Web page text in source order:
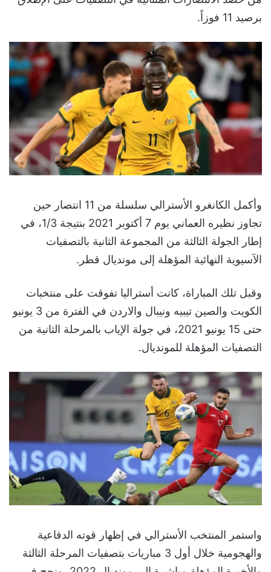
برصيد 11 فوزاً.
وأكمل الكانغرو الأسترالي سلسلة من 11 انتصار حين
تجاوز نظيره العماني يوم 7 أكتوبر 2021 بنتيجة 1/3، في
إطار الجولة الثالثة من المجموعة الثانية بالتصفيات
الآسيوية النهائية المؤهلة إلى مونديال قطر.
وقبل تلك المباراة، كانت أستراليا تفوقت على منتخبات
الكويت والصين تيبيه ونيبال والاردن في الفترة من 3 يونيو
حتى 15 يونيو 2021، في جولة الإياب بالمرحلة الثانية من
التصفيات المؤهلة للمونديال.
واستمر المنتخب الأسترالي في إظهار قوته الدفاعية
والهجومية خلال أول 3 مباريات بتصفيات المرحلة الثالثة